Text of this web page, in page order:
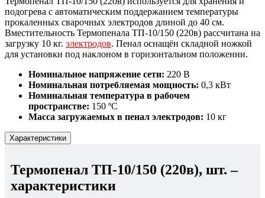
подогрева с автоматическим поддержанием температуры
прокаленных сварочных электродов длиной до 40 см.
Вместительность Термопенала ТП-10/150 (220в) рассчитана на
загрузку 10 кг. электродов. Пенал оснащён складной ножкой
для установки под наклоном в горизонтальном положении.
Номинальное напряжение сети: 220 В
Номинальная потребляемая мощность: 0,3 кВт
Номинальная температура в рабочем
пространстве: 150 ºС
Масса загружаемых в пенал электродов: 10 кг
Характеристики
Термопенал ТП-10/150 (220в), шт. –
характеристики